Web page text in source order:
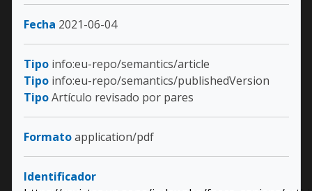
Fecha 2021-06-04
Tipo info:eu-repo/semantics/article
Tipo info:eu-repo/semantics/publishedVersion
TipoArtículo revisado por pares
Formatoapplication/pdf
Identificador